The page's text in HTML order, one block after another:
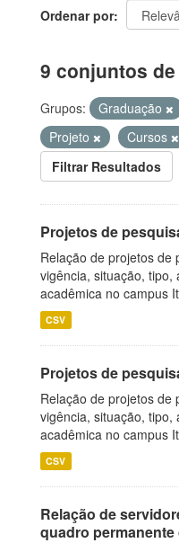
Ordenar por
9 conjuntos
Grupos: Graduação
Projeto
Cursos
Filtrar Resultados
Projetos de
Relação de projetos de
vigência, situação,
acadêmica no campus
CSV
Projetos de
Relação de projetos de
vigência, situação,
acadêmica no campus
CSV
Relação de
quadro permanente